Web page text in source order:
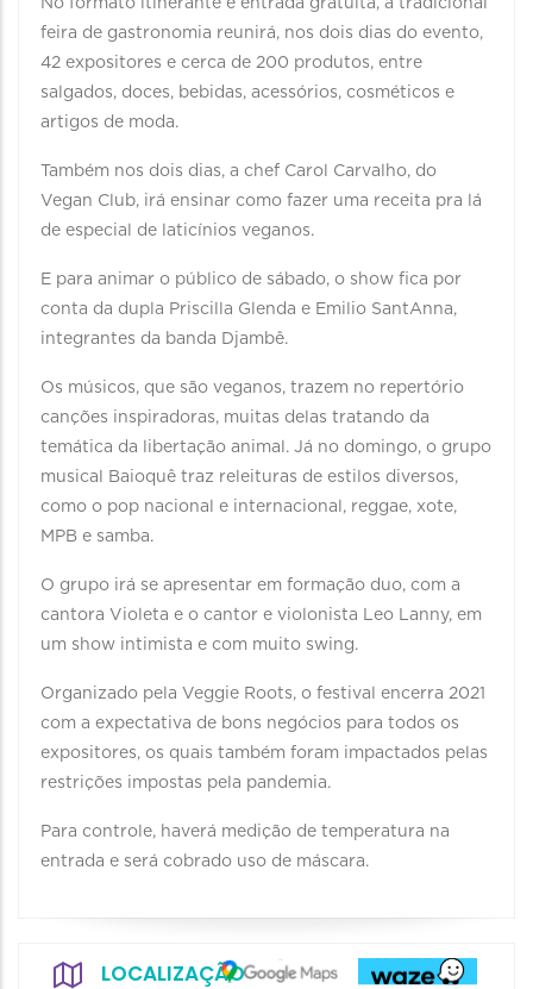
No formato itinerante e entrada gratuita, a tradicional
feira de gastronomia reunirá, nos dois dias do evento,
42 expositores e cerca de 200 produtos, entre
salgados, doces, bebidas, acessórios, cosméticos e
artigos de moda.
Também nos dois dias, a chef Carol Carvalho, do
Vegan Club, irá ensinar como fazer uma receita pra lá
de especial de laticínios veganos.
E para animar o público de sábado, o show fica por
conta da dupla Priscilla Glenda e Emilio SantAnna,
integrantes da banda Djambê.
Os músicos, que são veganos, trazem no repertório
canções inspiradoras, muitas delas tratando da
temática da libertação animal. Já no domingo, o grupo
musical Baioquê traz releituras de estilos diversos,
como o pop nacional e internacional, reggae, xote,
MPB e samba.
O grupo irá se apresentar em formação duo, com a
cantora Violeta e o cantor e violonista Leo Lanny, em
um show intimista e com muito swing.
Organizado pela Veggie Roots, o festival encerra 2021
com a expectativa de bons negócios para todos os
expositores, os quais também foram impactados pelas
restrições impostas pela pandemia.
Para controle, haverá medição de temperatura na
entrada e será cobrado uso de máscara.
LOCALIZAÇÃO